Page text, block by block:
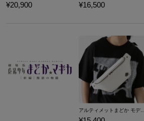
¥20,900 ¥16,500
アルティメットまどか モデル ボディバッグ 魔法少女まどか☆マギカ